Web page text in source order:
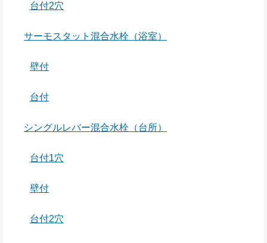
台付2穴
サーモスタット混合水栓（浴室）
壁付
台付
シングルレバー混合水栓（台所）
台付1穴
壁付
台付2穴